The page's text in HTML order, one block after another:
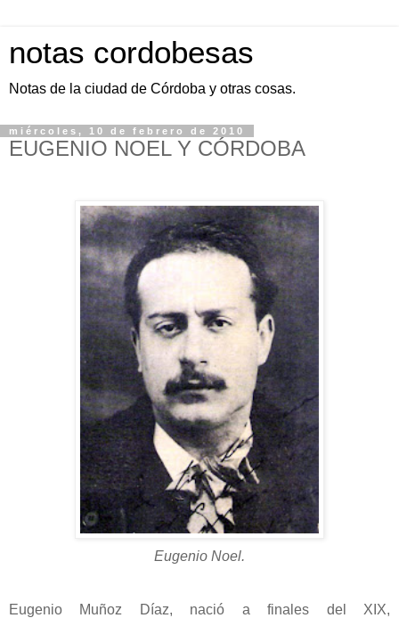
notas cordobesas
Notas de la ciudad de Córdoba y otras cosas.
miércoles, 10 de febrero de 2010
EUGENIO NOEL Y CÓRDOBA
Eugenio Noel.
Eugenio Muñoz Díaz, nació a finales del XIX,